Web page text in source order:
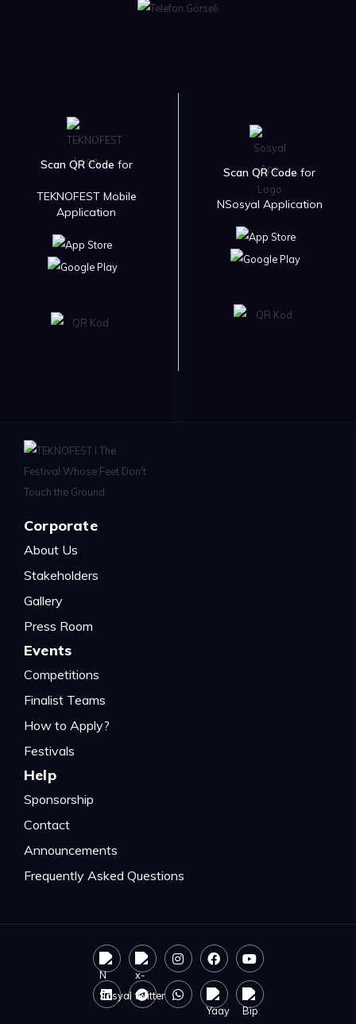
Scan QR Code for
TEKNOFEST Mobile
Application
Scan QR Code for
NSosyal Application
Corporate
About Us
Stakeholders
Gallery
Press Room
Events
Competitions
Finalist Teams
How to Apply?
Festivals
Help
Sponsorship
Contact
Announcements
Frequently Asked Questions